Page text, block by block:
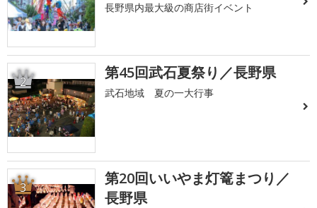
長野県内最大級の商店街イベント
2 第45回武石夏祭り／長野県
武石地域 夏の一大行事
3
第20回いいやま灯篭まつり／
長野県